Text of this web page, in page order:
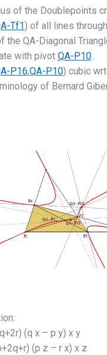
of the Doublepoints
Tf1 ) of all lines through
the QA-Diagonal
with pivot QA-P10.
P16,QA-P10) cubic
of Bernard
(q x – p y) x y
(p z – r x) x z